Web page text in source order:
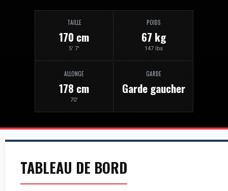
TAILLE
170 cm
5' 7'
POIDS
67 kg
147 lbs
ALLONGE
178 cm
70'
GARDE
Garde gaucher
TABLEAU DE BORD